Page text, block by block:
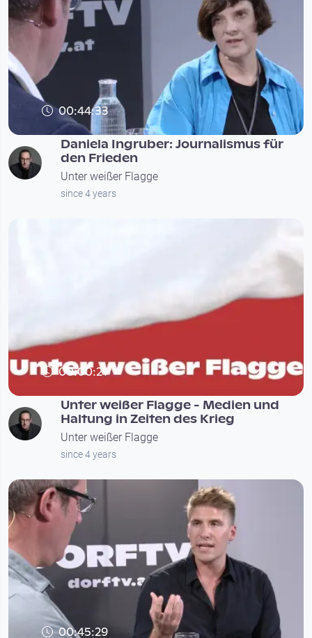
00:44:33
Daniela Ingruber: Journalismus für
den Frieden
Unter weißer Flagge
since 4 years
00:00:21
Unter weißer Flagge - Medien und
Haltung in Zeiten des Krieg
Unter weißer Flagge
since 4 years
00:45:29